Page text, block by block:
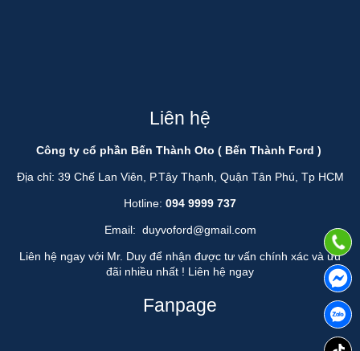
Liên hệ
Công ty cổ phần Bến Thành Oto ( Bến Thành Ford )
Địa chỉ: 39 Chế Lan Viên, P.Tây Thạnh, Quận Tân Phú, Tp HCM
Hotline: 094 9999 737
Email: duyvoford@gmail.com
Liên hệ ngay với Mr. Duy để nhận được tư vấn chính xác và ưu
đãi nhiều nhất ! Liên hệ ngay
Fanpage